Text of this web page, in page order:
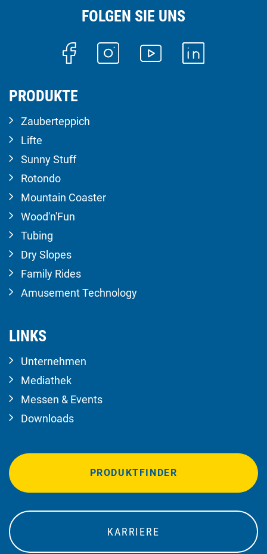
FOLGEN SIE UNS
PRODUKTE
Zauberteppich
Lifte
Sunny Stuff
Rotondo
Mountain Coaster
Wood'n'Fun
Tubing
Dry Slopes
Family Rides
Amusement Technology
LINKS
Unternehmen
Mediathek
Messen & Events
Downloads
PRODUKTFINDER
KARRIERE